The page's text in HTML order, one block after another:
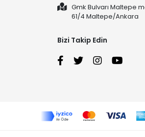
Gmk Bulvarı Maltepe
61/4 Maltepe/Ankara
Bizi Takip Edin